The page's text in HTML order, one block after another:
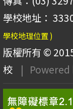
學校地址：
學校地理位置 )
版權所有 ©
校
| Powered